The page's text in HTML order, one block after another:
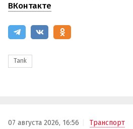
ВКонтакте
Tank
07 августа 2026, 16:56 Транспорт